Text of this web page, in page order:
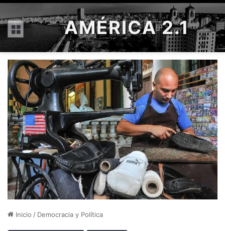
Menú AMÉRICA 2.1
Inicio / Democracia y Política